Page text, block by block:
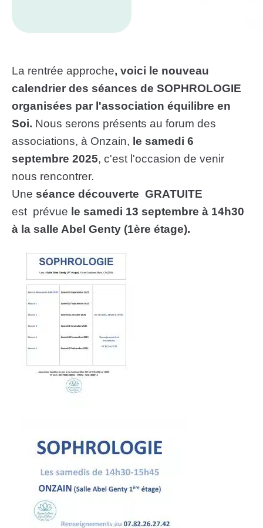
La rentrée approche, voici le nouveau
calendrier des séances de SOPHROLOGIE
organisées par l'association équilibre en
Soi. Nous serons présents au forum des
associations, à Onzain, le samedi 6
septembre 2025, c'est l'occasion de venir
nous rencontrer.
Une séance découverte GRATUITE
est prévue le samedi 13 septembre à 14h30
à la salle Abel Genty (1ère étage).